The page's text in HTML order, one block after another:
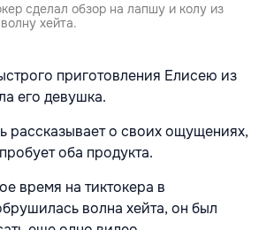
сделал обзор на лапшу и колу из
хейта.
приготовления Елисею из
его девушка.
рассказывает о своих ощущениях,
оба продукта.
время на тиктокера в
волна хейта, он был